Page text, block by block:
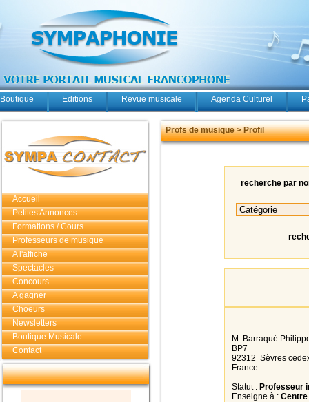
Boutique Editions Revue musicale Agenda Culturel
Accueil
Petites Annonces
Formations / Cours
Professeurs de musique
A l'affiche
Spectacles
Concours
A gagner
Choeurs
Newsletters
Boutique Musicale
Contact
Profs de musique > Profil
recherche par
M. Barraqué
BP7
92312 Sèvres
France
Statut : Professeur
Enseigne à :